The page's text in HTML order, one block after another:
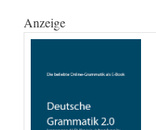
Anzeige